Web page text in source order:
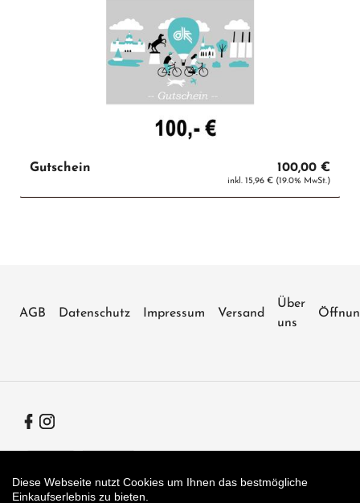
Gutschein 100,00 €
inkl. 15,96 € (19.0% MwSt.)
AGB Datenschutz Impressum Versand
Über
uns
Facebook
Diese Webseite nutzt Cookies um Ihnen das bestmögliche
Einkaufserlebnis zu bieten.